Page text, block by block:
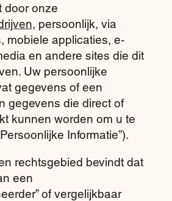
door onze
, persoonlijk, via
mobiele applicaties, e-
en andere sites die dit
Uw persoonlijke
gegevens of een
gegevens die direct of
kunnen worden om u te
Informatie”).
rechtsgebied bevindt dat
een
of vergelijkbaar